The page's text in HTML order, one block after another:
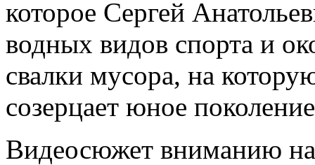
которое Сергей
водных видов спорта и
свалки мусора, на
созерцает юное
Видеосюжет вниманию